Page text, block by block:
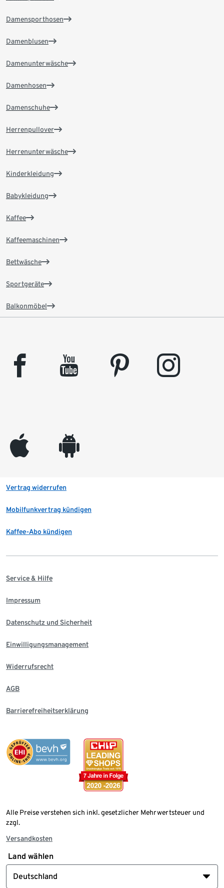
Damensporthosen
Damenblusen
Damenunterwäsche
Damenhosen
Damenschuhe
Herrenpullover
Herrenunterwäsche
Kinderkleidung
Babykleidung
Kaffee
Kaffeemaschinen
Bettwäsche
Sportgeräte
Balkonmöbel
facebook youtube pinterest instagram
appleinc android
Vertrag widerrufen
Mobilfunkvertrag kündigen
Kaffee-Abo kündigen
Service & Hilfe
Impressum
Datenschutz und Sicherheit
Einwilligungsmanagement
Widerrufsrecht
AGB
Barrierefreiheitserklärung
Alle Preise verstehen sich inkl. gesetzlicher Mehrwertsteuer und
zzgl.
Versandkosten
Land wählen
Deutschland